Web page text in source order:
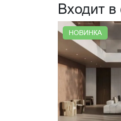
Входит
НОВИНКА